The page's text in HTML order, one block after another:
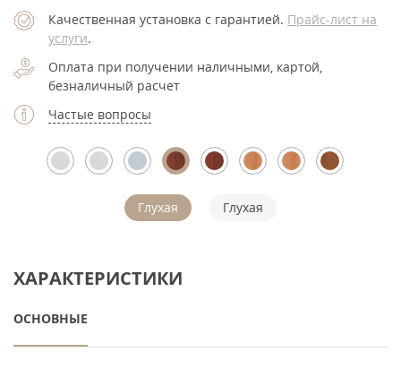
Качественная установка с гарантией. Прайс-лист на
услуги.
Оплата при получении наличными, картой,
безналичный расчет
Частые вопросы
Глухая Глухая
ХАРАКТЕРИСТИКИ
ОСНОВНЫЕ